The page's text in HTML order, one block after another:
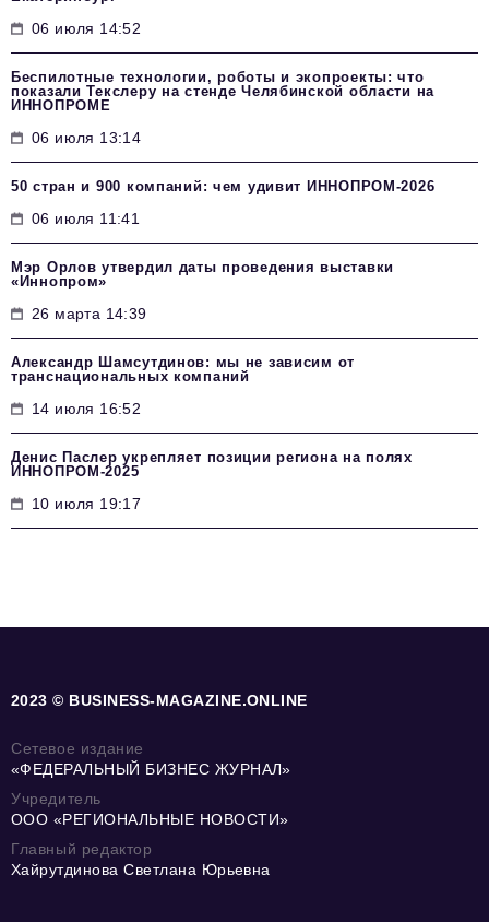
06 июля 14:52
Беспилотные технологии, роботы и экопроекты: что
показали Текслеру на стенде Челябинской области на
ИННОПРОМЕ
06 июля 13:14
50 стран и 900 компаний: чем удивит ИННОПРОМ‑2026
06 июля 11:41
Мэр Орлов утвердил даты проведения выставки
«Иннопром»
26 марта 14:39
Александр Шамсутдинов: мы не зависим от
транснациональных компаний
14 июля 16:52
Денис Паслер укрепляет позиции региона на полях
ИННОПРОМ-2025
10 июля 19:17
2023 © BUSINESS-MAGAZINE.ONLINE
Сетевое издание
«ФЕДЕРАЛЬНЫЙ БИЗНЕС ЖУРНАЛ»
Учредитель
ООО «РЕГИОНАЛЬНЫЕ НОВОСТИ»
Главный редактор
Хайрутдинова Светлана Юрьевна